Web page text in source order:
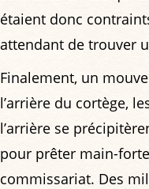
étaient donc
attendant de trouver
Finalement, un
l’arrière du cortège,
l’arrière se
pour prêter main-
commissariat. Des